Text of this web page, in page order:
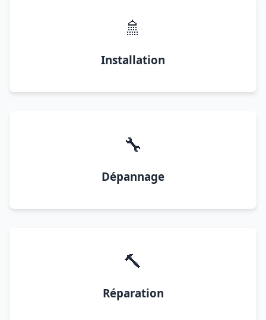
🚿
Installation
🔧
Dépannage
🔨
Réparation